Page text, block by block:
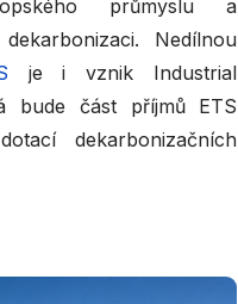
průmyslu a
Nedílnou
je i vznik Industrial
bude část příjmů ETS
dekarbonizačních